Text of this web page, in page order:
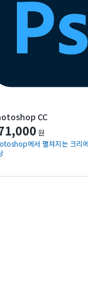
CC
원
에서 펼쳐지는 크리